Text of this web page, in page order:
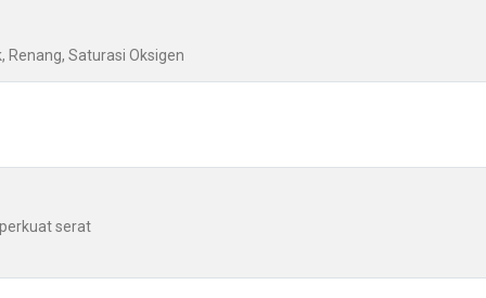
Renang, Saturasi Oksigen
serat